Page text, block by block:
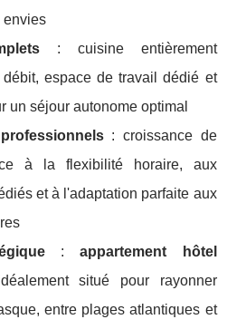
envies
: cuisine entièrement
espace de travail dédié et
un séjour autonome optimal
: croissance de
à la flexibilité horaire, aux
et à l'adaptation parfaite aux
:appartement hôtel
situé pour rayonner
entre plages atlantiques et